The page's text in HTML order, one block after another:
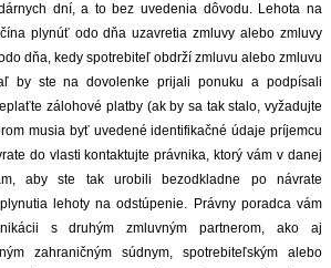
dní, a to bez uvedenia dôvodu. Lehota na
plynúť odo dňa uzavretia zmluvy alebo zmluvy
dňa, kedy spotrebiteľ obdrží zmluvu alebo zmluvu
by ste na dovolenke prijali ponuku a podpísali
zálohové platby (ak by sa tak stalo, vyžadujte
musia byť uvedené identifikačné údaje príjemcu
do vlasti kontaktujte právnika, ktorý vám v danej
aby ste tak urobili bezodkladne po návrate
lehoty na odstúpenie. Právny poradca vám
s druhým zmluvným partnerom, ako aj
zahraničným súdnym, spotrebiteľským alebo